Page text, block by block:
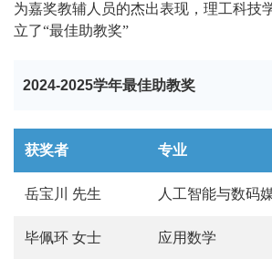
为嘉奖教辅人员的杰出表现，理工科技
立了“最佳助教奖”
2024-2025学年最佳助教奖
获奖者 专业
岳宝川 先生 人工智能与数码
毕佩环 女士 应用数学